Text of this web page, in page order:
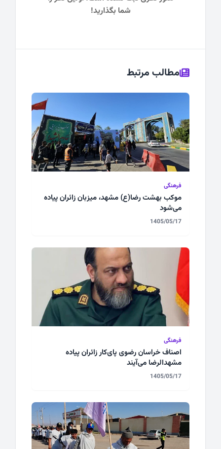
شما بگذارید!
مطالب مرتبط
فرهنگی
موکب بهشت رضا(ع) مشهد، میزبان زائران پیاده
می‌شود
1405/05/17
فرهنگی
اصناف خراسان رضوی پای‌کار زائران پیاده
مشهدالرضا می‌آیند
1405/05/17